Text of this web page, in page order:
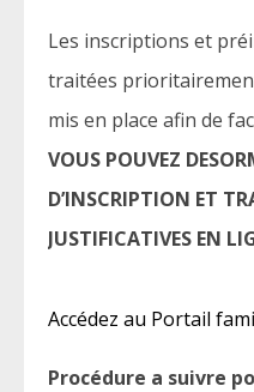
Les inscriptions et
traitées
mis en place afin de
VOUS POUVEZ
D’INSCRIPTION ET
JUSTIFICATIVES EN
Accédez au Portail
Procédure a suivre